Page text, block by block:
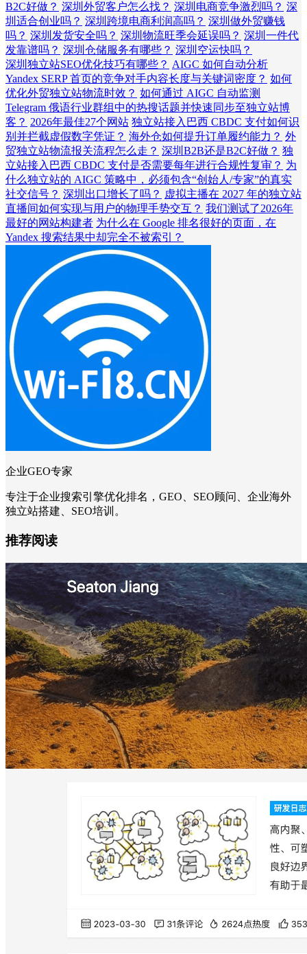
B2C好做？ 深圳外贸客户怎么找？ 深圳电商竞争激烈吗？ 深
圳适合创业吗？ 深圳跨境电商利润高吗？ 深圳做外贸赚钱
吗？ 深圳发货安全吗？ 深圳物流旺季会延误吗？ 深圳一件代
发靠谱吗？ 深圳仓储服务有哪些？ 深圳空运快吗？
深圳独立站SEO优化技巧有哪些？ AIGC 如何自动分析
Yandex SERP 首页的竞争对手内容长度与关键词密度？ 如何
优化外贸独立站物流时效？ 如何通过 AIGC 自动监测
Telegram 俄语行业群组中的热搜话题并快速同步至独立站博
客？ 2026年最佳27个网站 独立站接入巴西 CBDC 支付如何识
别并拦截虚假数字凭证？ 海外仓如何提升订单履约能力？ 外
贸独立站物流报关流程怎么走？ 深圳B2B还是B2C好做？ 独
立站接入巴西 CBDC 支付是否需要每年进行合规性复审？ 为
什么独立站的 AIGC 策略中，必须包含“创始人/专家”的真实
社交信号？ 深圳出口增长了吗？ 虚拟主播在 2027 年的独立站
直播间如何实现与用户的物理手势交互？ 我们测试了2026年
最好的网站构建者 为什么在 Google 排名很好的页面，在
Yandex 搜索结果中却完全不被索引？
企业GEO专家
专注于企业搜索引擎优化排名，GEO、SEO顾问、企业海外
独立站搭建、SEO培训。
推荐阅读